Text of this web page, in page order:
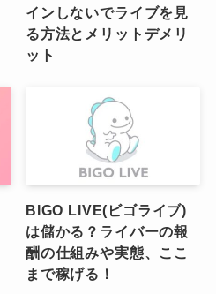
インしないでライブを見
る方法とメリットデメリ
ット
BIGO LIVE(ビゴライブ)
は儲かる？ライバーの報
酬の仕組みや実態、ここ
まで稼げる！